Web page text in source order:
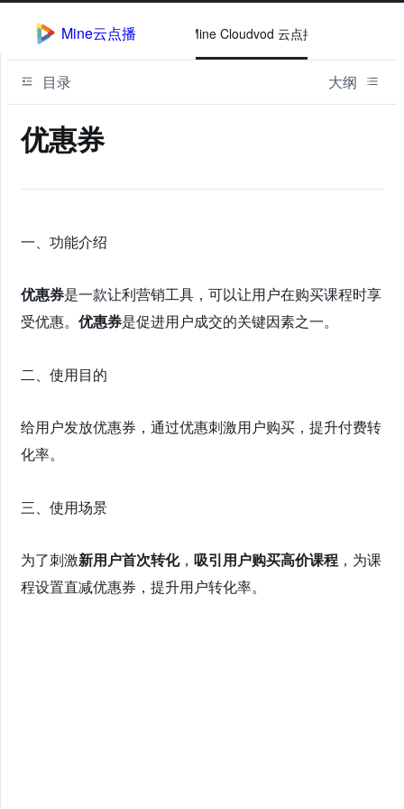
Mine云点播 Mine Cloudvod 云点播
目录 大纲
优惠券
一、功能介绍
优惠券是一款让利营销工具，可以让用户在购买课程时享
受优惠。 优惠券是促进用户成交的关键因素之一。
二、使用目的
给用户发放优惠券，通过优惠刺激用户购买，提升付费转
化率。
三、使用场景
为了刺激新用户首次转化， 吸引用户购买高价课程 ，为课
程设置直减优惠券，提升用户转化率。